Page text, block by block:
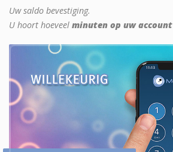
Uw saldo bevestiging.
U hoort hoeveel minuten op uw account